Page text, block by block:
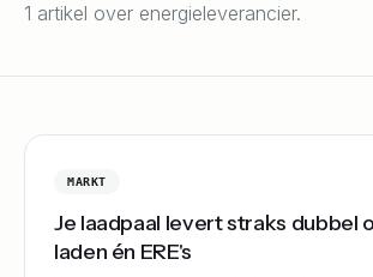
1 artikel over energieleverancier.
MARKT
Je laadpaal levert straks dubbel
laden én ERE's